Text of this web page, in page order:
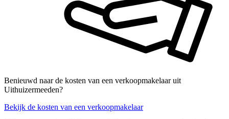
Benieuwd naar de kosten van een verkoopmakelaar uit
Uithuizermeeden?
Bekijk de kosten van een verkoopmakelaar